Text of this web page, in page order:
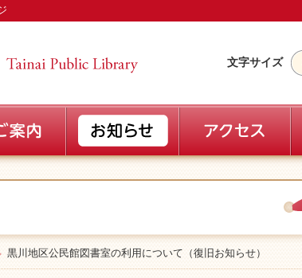
文字サイズ
黒川地区公民館図書室の利用について（復旧お知らせ）